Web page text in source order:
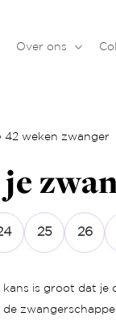
Over ons
42 weken zwanger
je
25 26
is groot dat